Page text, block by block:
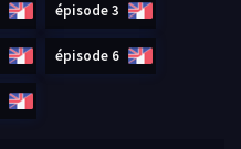
épisode 3
épisode 6